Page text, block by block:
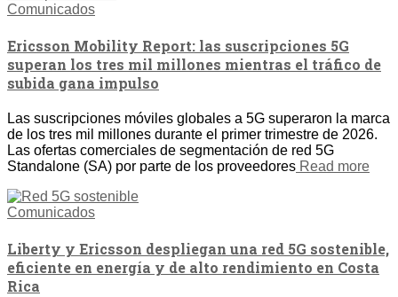
Comunicados
Ericsson Mobility Report: las suscripciones 5G
superan los tres mil millones mientras el tráfico de
subida gana impulso
Las suscripciones móviles globales a 5G superaron la marca
de los tres mil millones durante el primer trimestre de 2026.
Las ofertas comerciales de segmentación de red 5G
Standalone (SA) por parte de los proveedores Read more
Comunicados
Liberty y Ericsson despliegan una red 5G sostenible,
eficiente en energía y de alto rendimiento en Costa
Rica